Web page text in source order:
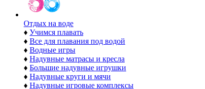
Отдых на воде
♦ Учимся плавать
♦ Все для плавания под водой
♦ Водные игры
♦ Надувные матрасы и кресла
♦ Большие надувные игрушки
♦ Надувные круги и мячи
♦ Надувные игровые комплексы